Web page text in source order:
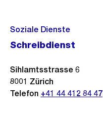
Soziale Dienste
Schreibdienst
Sihlamtsstrasse 6
8001 Zürich
Telefon +41 44 412 84 47